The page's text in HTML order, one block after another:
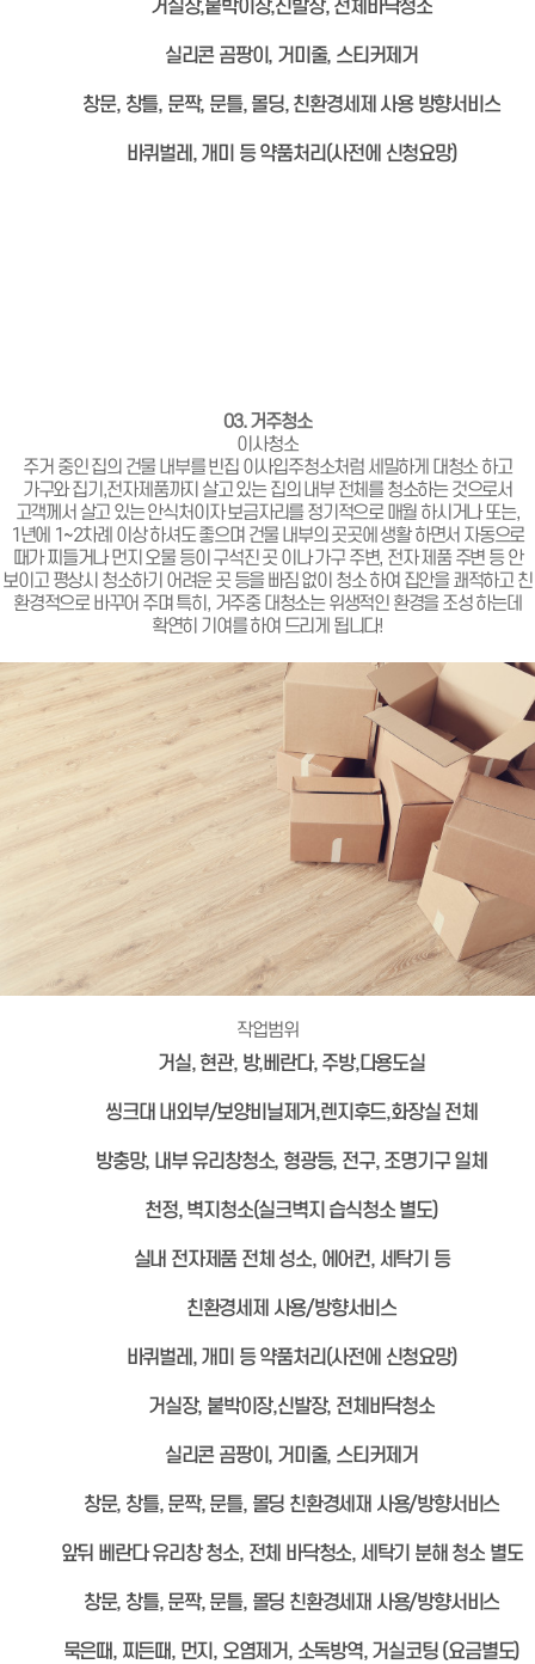
거실장,붙박이장,신발장, 전체바닥청소
실리콘 곰팡이, 거미줄, 스티커제거
창문, 창틀, 문짝, 문틀, 몰딩, 친환경세제 사용 방향서비스
바퀴벌레, 개미 등 약품처리(사전에 신청요망)
03. 거주청소
이사청소
주거 중인 집의 건물 내부를 빈집 이사입주청소처럼 세밀하게 대청소 하고
가구와 집기,전자제품까지 살고 있는 집의 내부 전체를 청소하는 것으로서
고객께서 살고 있는 안식처이자 보금자리를 정기적으로 매월 하시거나 또는,
1년에 1~2차례 이상 하셔도 좋으며 건물 내부의 곳곳에 생활 하면서 자동으로
때가 찌들거나 먼지 오물 등이 구석진 곳 이나 가구 주변, 전자 제품 주변 등 안
보이고 평상시 청소하기 어려운 곳 등을 빠짐 없이 청소 하여 집안을 쾌적하고 친
환경적으로 바꾸어 주며 특히, 거주중 대청소는 위생적인 환경을 조성 하는데
확연히 기여를 하여 드리게 됩니다!
작업범위
거실, 현관, 방,베란다, 주방,다용도실
씽크대 내외부/보양비닐제거,렌지후드,화장실 전체
방충망, 내부 유리창청소, 형광등, 전구, 조명기구 일체
천정, 벽지청소(실크벽지 습식청소 별도)
실내 전자제품 전체 성소, 에어컨, 세탁기 등
친환경세제 사용/방향서비스
바퀴벌레, 개미 등 약품처리(사전에 신청요망)
거실장, 붙박이장,신발장, 전체바닥청소
실리콘 곰팡이, 거미줄, 스티커제거
창문, 창틀, 문짝, 문틀, 몰딩 친환경세재 사용/방향서비스
앞뒤 베란다 유리창 청소, 전체 바닥청소, 세탁기 분해 청소 별도
창문, 창틀, 문짝, 문틀, 몰딩 친환경세재 사용/방향서비스
묵은때, 찌든때, 먼지, 오염제거, 소독방역, 거실코팅 (요금별도)